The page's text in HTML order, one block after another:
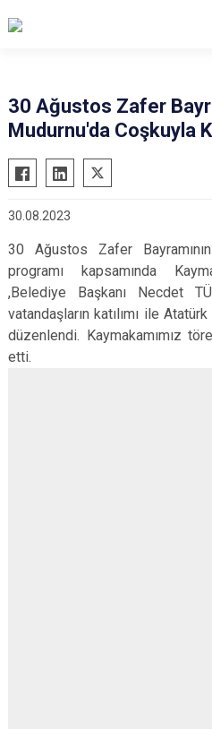
Dörtdivan
Gerede
Kıbrıscık
Mengen
Mudurnu
Seben
Yeniçağa
30 Ağustos Zafer
Mudurnu'da Coşkuyla
30.08.2023
30 Ağustos Zafer
programı kapsamında
,Belediye Başkanı Necdet
vatandaşların katılımı ile
düzenlendi. Kaymakamımız
etti.